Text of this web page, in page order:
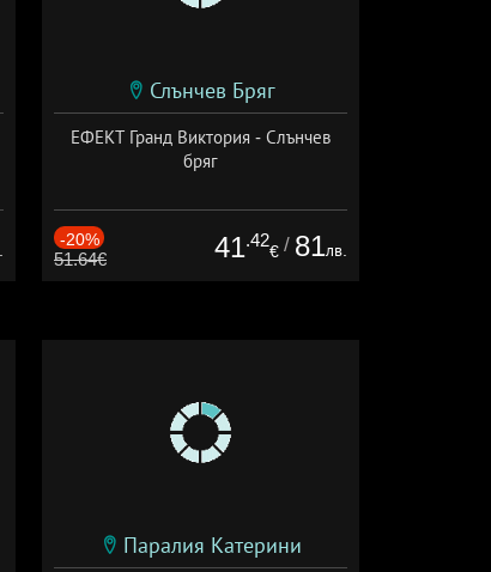
Слънчев Бряг
ЕФЕКТ Гранд Виктория - Слънчев
бряг
-20%
51.64€ 41.42
€ / 81лв.
Паралия Катерини